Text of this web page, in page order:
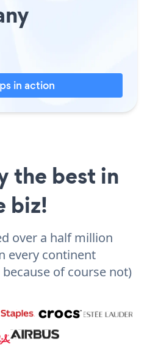
in action
the best in
biz!
over a half million
every continent
of course not)